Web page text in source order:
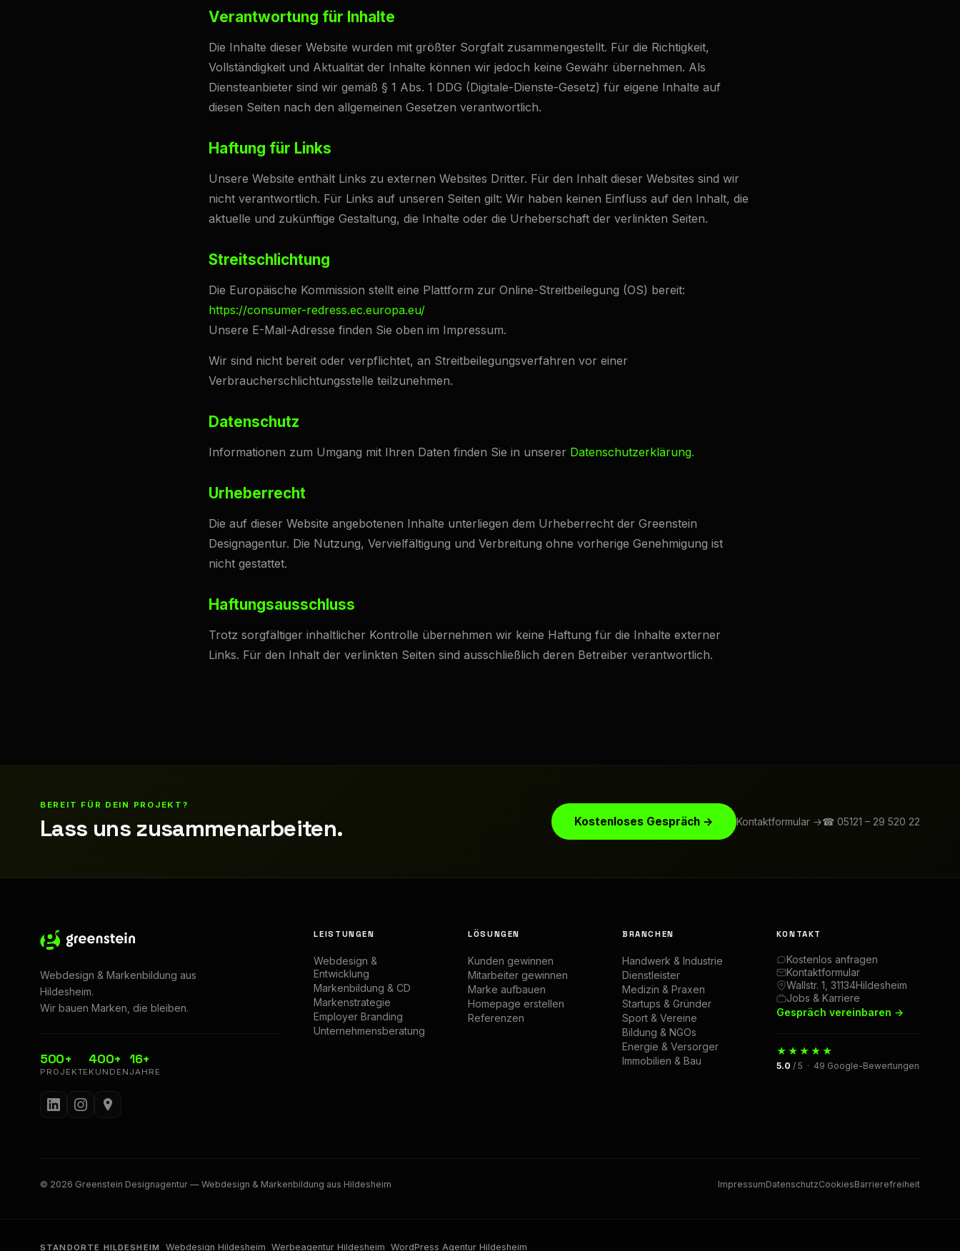
Verantwortung für Inhalte
Die Inhalte dieser Website wurden mit größter Sorgfalt zusammengestellt. Für die Richtigkeit,
Vollständigkeit und Aktualität der Inhalte können wir jedoch keine Gewähr übernehmen. Als
Diensteanbieter sind wir gemäß § 1 Abs. 1 DDG (Digitale-Dienste-Gesetz) für eigene Inhalte auf
diesen Seiten nach den allgemeinen Gesetzen verantwortlich.
Haftung für Links
Unsere Website enthält Links zu externen Websites Dritter. Für den Inhalt dieser Websites sind wir
nicht verantwortlich. Für Links auf unseren Seiten gilt: Wir haben keinen Einfluss auf den Inhalt, die
aktuelle und zukünftige Gestaltung, die Inhalte oder die Urheberschaft der verlinkten Seiten.
Streitschlichtung
Die Europäische Kommission stellt eine Plattform zur Online-Streitbeilegung (OS) bereit:
https://consumer-redress.ec.europa.eu/
Unsere E-Mail-Adresse finden Sie oben im Impressum.
Wir sind nicht bereit oder verpflichtet, an Streitbeilegungsverfahren vor einer
Verbraucherschlichtungsstelle teilzunehmen.
Datenschutz
Informationen zum Umgang mit Ihren Daten finden Sie in unserer Datenschutzerklärung.
Urheberrecht
Die auf dieser Website angebotenen Inhalte unterliegen dem Urheberrecht der Greenstein
Designagentur. Die Nutzung, Vervielfältigung und Verbreitung ohne vorherige Genehmigung ist
nicht gestattet.
Haftungsausschluss
Trotz sorgfältiger inhaltlicher Kontrolle übernehmen wir keine Haftung für die Inhalte externer
Links. Für den Inhalt der verlinkten Seiten sind ausschließlich deren Betreiber verantwortlich.
BEREIT FÜR DEIN PROJEKT?
Lass uns zusammenarbeiten. Kostenloses Gespräch → Kontaktformular →☎ 05121 – 29 520 22
Webdesign & Markenbildung aus
Hildesheim.
Wir bauen Marken, die bleiben.
500+
PROJEKTE
400+
KUNDEN
16+
JAHRE
LEISTUNGEN
Webdesign &
Entwicklung
Markenbildung & CD
Markenstrategie
Employer Branding
Unternehmensberatung
LÖSUNGEN
Kunden gewinnen
Mitarbeiter gewinnen
Marke aufbauen
Homepage erstellen
Referenzen
BRANCHEN
Handwerk & Industrie
Dienstleister
Medizin & Praxen
Startups & Gründer
Sport & Vereine
Bildung & NGOs
Energie & Versorger
Immobilien & Bau
KONTAKT
Kostenlos anfragen
Kontaktformular
Wallstr. 1, 31134Hildesheim
Jobs & Karriere
Gespräch vereinbaren →
★★★★★
5.0 / 5 · 49 Google-Bewertungen
© 2026 Greenstein Designagentur — Webdesign & Markenbildung aus Hildesheim ImpressumDatenschutzCookiesBarrierefreiheit
STANDORTE HILDESHEIM Webdesign Hildesheim Werbeagentur Hildesheim WordPress Agentur Hildesheim